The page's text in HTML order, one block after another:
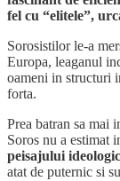
fel cu “elitele”,
Sorosistilor le-a
Europa, leaganul
oameni in structuri
forta.
Prea batran sa mai
Soros nu a estimat
peisajului ideologic
atat de puternic si